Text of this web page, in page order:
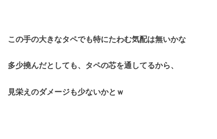
この手の大きなタペでも特にたわむ気配は無いかな
多少撓んだとしても、タペの芯を通してるから、
見栄えのダメージも少ないかとｗ